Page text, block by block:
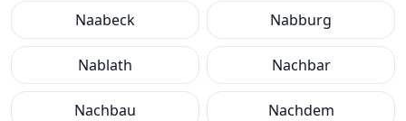
Naabeck Nabburg
Nablath Nachbar
Nachbau Nachdem